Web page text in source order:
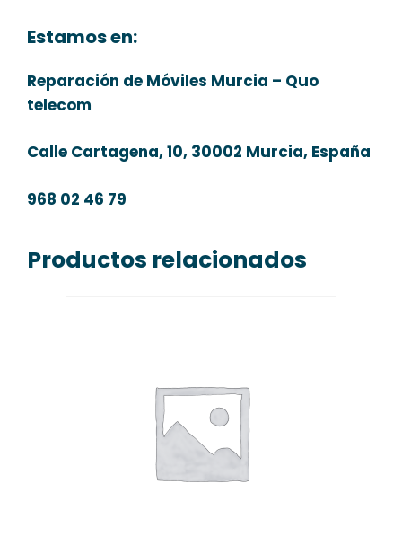
Estamos en:
Reparación de Móviles Murcia – Quo
telecom
Calle Cartagena, 10, 30002 Murcia, España
968 02 46 79
Productos relacionados